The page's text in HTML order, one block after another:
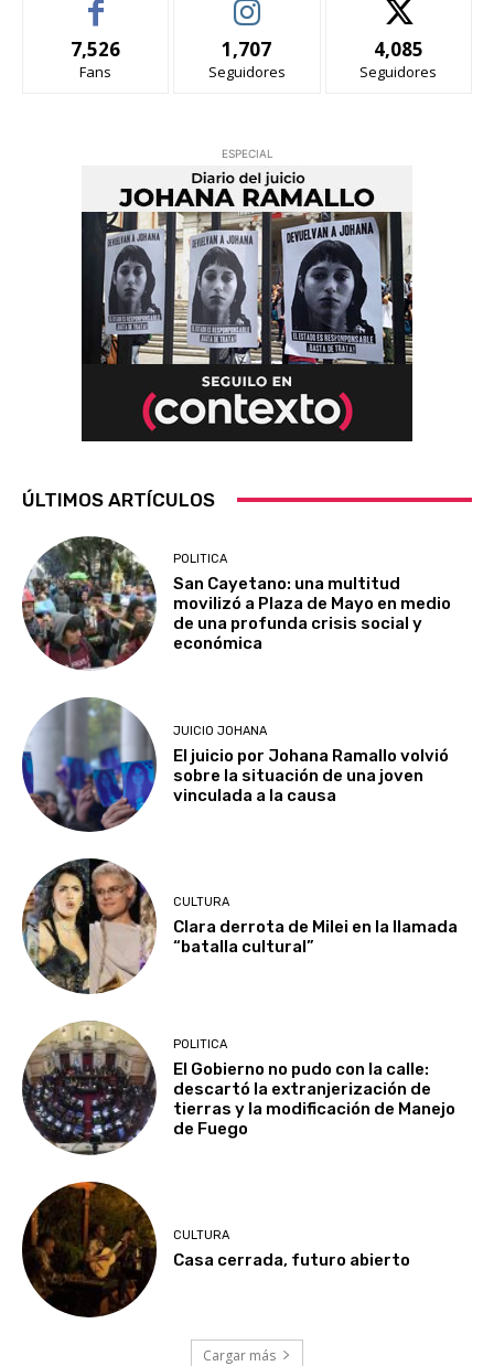
7,526
Fans
1,707
Seguidores
4,085
Seguidores
ESPECIAL
ÚLTIMOS ARTÍCULOS
POLITICA
San Cayetano: una multitud
movilizó a Plaza de Mayo en medio
de una profunda crisis social y
económica
JUICIO JOHANA
El juicio por Johana Ramallo volvió
sobre la situación de una joven
vinculada a la causa
CULTURA
Clara derrota de Milei en la llamada
“batalla cultural”
POLITICA
El Gobierno no pudo con la calle:
descartó la extranjerización de
tierras y la modificación de Manejo
de Fuego
CULTURA
Casa cerrada, futuro abierto
Cargar más